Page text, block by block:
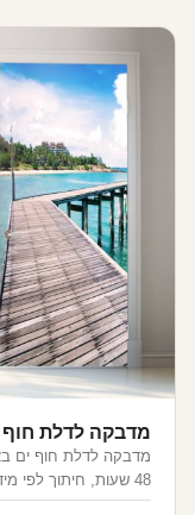
מדבקה לדלת חוף
מדבקה לדלת חוף ים
48 שעות, חיתוך לפי מידה.